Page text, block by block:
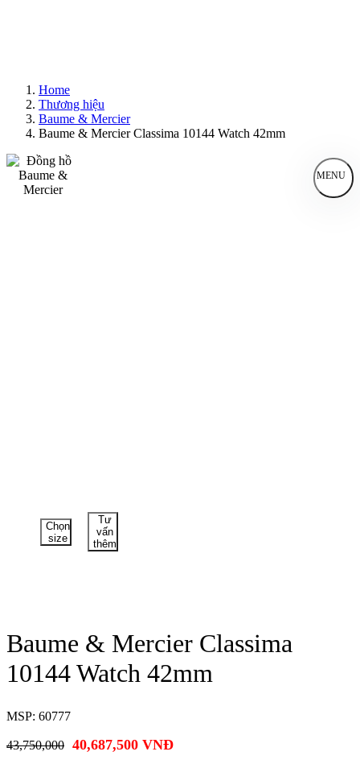
Home
Thương hiệu
Baume & Mercier
Baume & Mercier Classima 10144 Watch 42mm
MENU
Chọn
size
Tư
vấn
thêm
Baume & Mercier Classima
10144 Watch 42mm
MSP: 60777
43,750,000 40,687,500 VNĐ